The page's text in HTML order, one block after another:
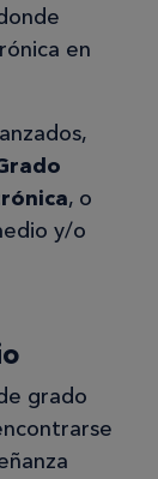
en
, o
y/o
grado